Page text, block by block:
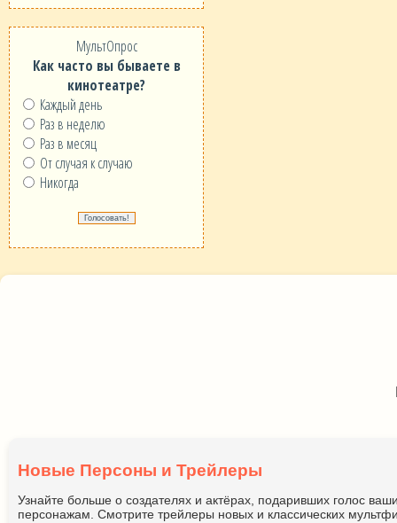
МультОпрос
Как часто вы бываете в
кинотеатре?
Каждый день
Раз в неделю
Раз в месяц
От случая к случаю
Никогда
Новые Персоны и Трейлеры
Узнайте больше о создателях и актёрах, подаривших голос
персонажам. Смотрите трейлеры новых и классических